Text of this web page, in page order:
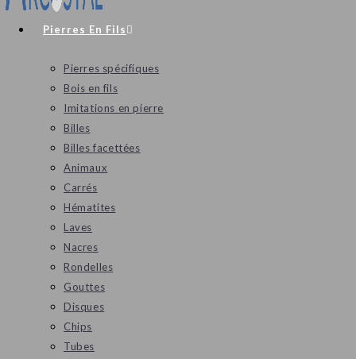
Pierres En Fils
Pierres spécifiques
Bois en fils
Imitations en pierre
Billes
Billes facettées
Animaux
Carrés
Hématites
Laves
Nacres
Rondelles
Gouttes
Disques
Chips
Tubes